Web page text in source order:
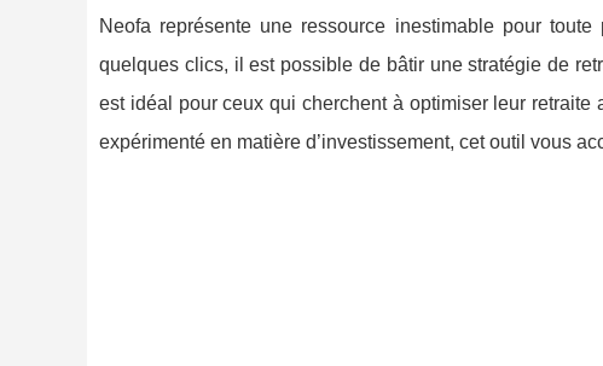
Neofa représente une ressource inestimable pour
quelques clics, il est possible de bâtir une stratégie de
est idéal pour ceux qui cherchent à optimiser leur
expérimenté en matière d’investissement, cet outil vous